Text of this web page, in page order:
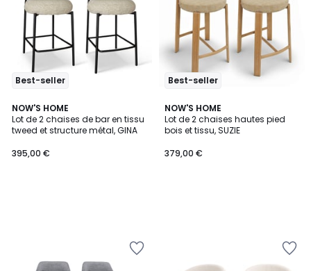
Best-seller
NOW'S HOME
Lot de 2 chaises de bar en tissu
tweed et structure métal, GINA
395,00 €
Best-seller
NOW'S HOME
Lot de 2 chaises hautes pied
bois et tissu, SUZIE
379,00 €